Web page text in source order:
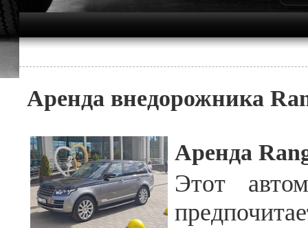
Аренда внедорожника
Аренда
Этот